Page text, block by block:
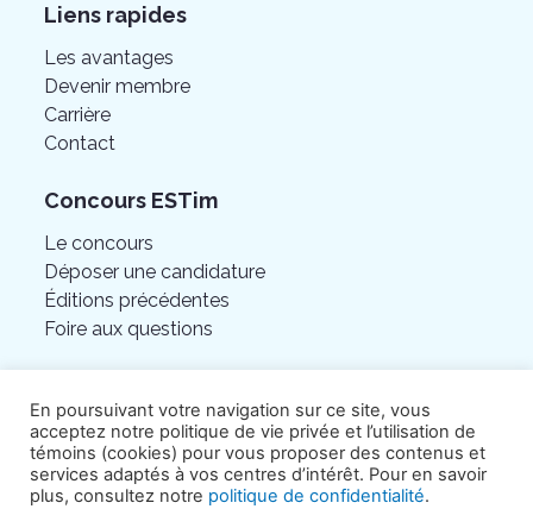
Liens rapides
Les avantages
Devenir membre
Carrière
Contact
Concours ESTim
Le concours
Déposer une candidature
Éditions précédentes
Foire aux questions
En poursuivant votre navigation sur ce site, vous
acceptez notre politique de vie privée et l’utilisation de
témoins (cookies) pour vous proposer des contenus et
services adaptés à vos centres d’intérêt. Pour en savoir
plus, consultez notre politique de confidentialité.